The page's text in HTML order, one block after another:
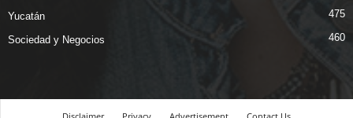
Yucatán 475
Sociedad y Negocios 460